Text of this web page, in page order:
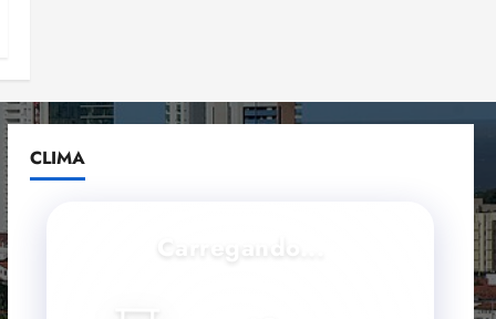
CLIMA
Carregando...